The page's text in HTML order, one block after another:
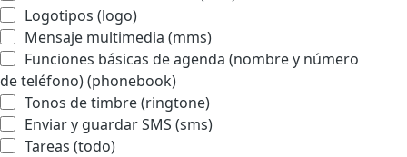
Logotipos (logo)
Mensaje multimedia (mms)
Funciones básicas de agenda (nombre y número
de teléfono) (phonebook)
Tonos de timbre (ringtone)
Enviar y guardar SMS (sms)
Tareas (todo)